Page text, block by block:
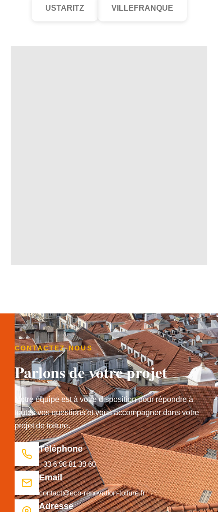
USTARITZ VILLEFRANQUE
CONTACTEZ-NOUS
Parlons de votre projet
Notre équipe est à votre disposition pour répondre à
toutes vos questions et vous accompagner dans votre
projet de toiture.
Téléphone
+33 6 98 81 39 60
Email
contact@eco-renovation-toiture.fr
Adresse